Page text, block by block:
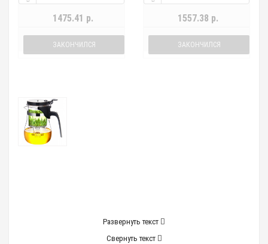
1475.41 р.
ЗАКОНЧИЛСЯ
1557.38 р.
ЗАКОНЧИЛСЯ
Развернуть текст
Свернуть текст